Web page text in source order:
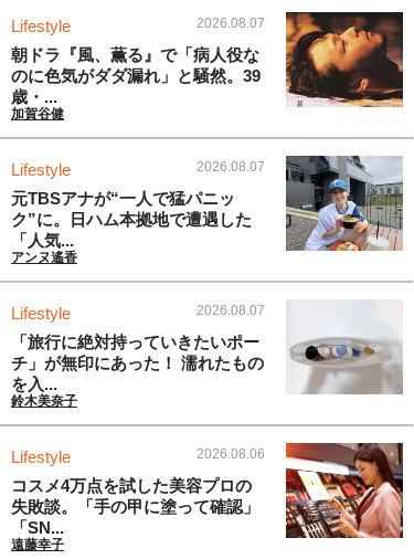
Lifestyle 2026.08.07
朝ドラ『風、薫る』で「病人役な
のに色気がダダ漏れ」と騒然。39
歳・...
加賀谷健
Lifestyle 2026.08.07
元TBSアナが“一人で猛パニッ
ク”に。日ハム本拠地で遭遇した
「人気...
アンヌ遙香
Lifestyle 2026.08.07
「旅行に絶対持っていきたいポー
チ」が無印にあった！ 濡れたもの
を入...
鈴木美奈子
Lifestyle 2026.08.06
コスメ4万点を試した美容プロの
失敗談。「手の甲に塗って確認」
「SN...
遠藤幸子